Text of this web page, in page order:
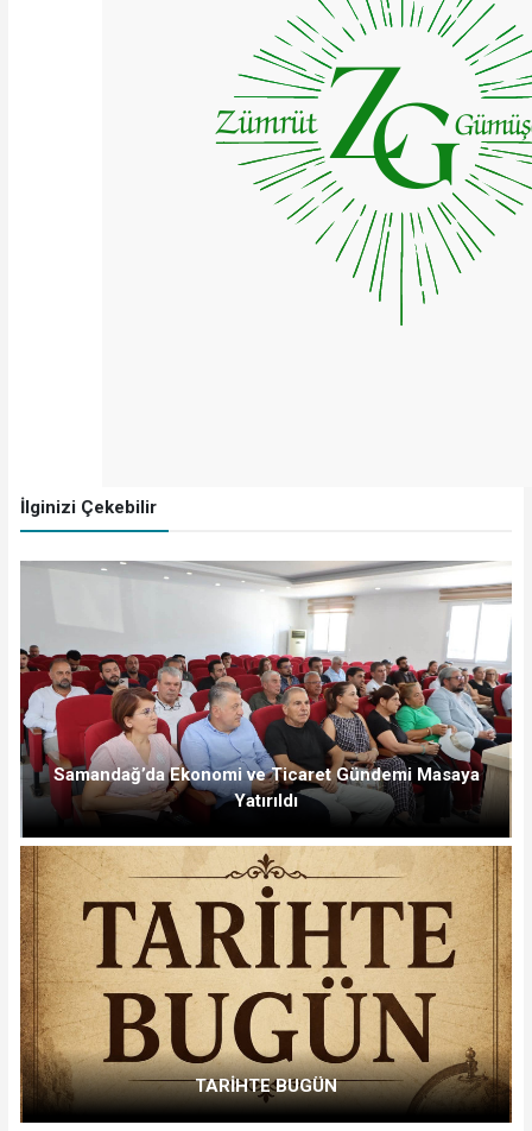
İlginizi Çekebilir
Samandağ’da Ekonomi ve Ticaret Gündemi Masaya
Yatırıldı
TARİHTE BUGÜN